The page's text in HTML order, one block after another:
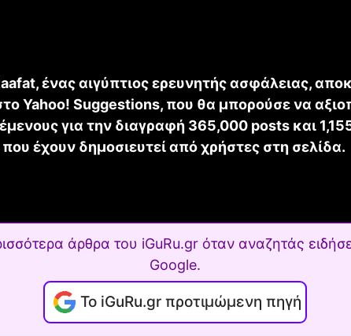
ένας αιγύπτιος ερευνητής ασφάλειας,
Yahoo! Suggestions, που θα μπορούσε να
για την διαγραφή 365,000 posts και
έχουν δημοσιευτεί από χρήστες στη σελίδα.
άρθρα του iGuRu.gr όταν αναζητάς
Google.
Το iGuRu.gr προτιμώμενη πηγή